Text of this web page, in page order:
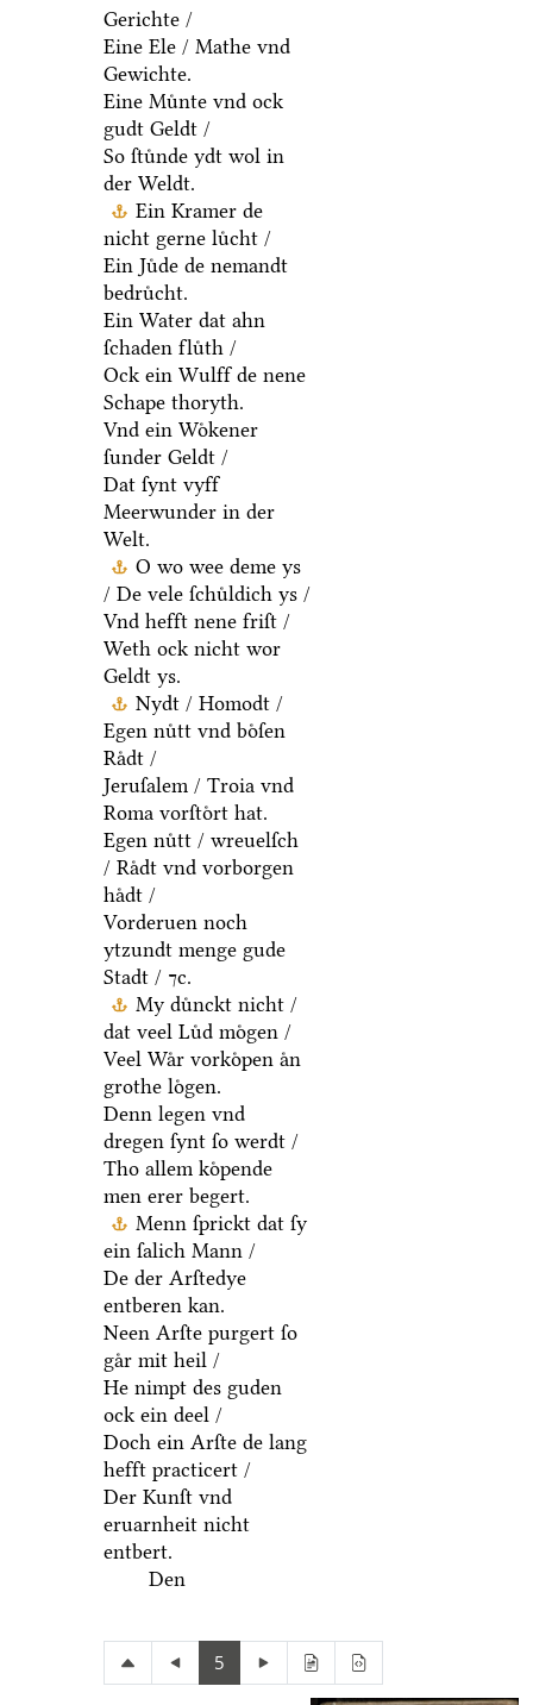
Gerichte /
Eine Ele / Mathe vnd
Gewichte.
Eine Muͤnte vnd ock
gudt Geldt /
So ſtuͤnde ydt wol in
der Weldt.
Ein Kramer de
nicht gerne luͤcht /
Ein Juͤde de nemandt
bedruͤcht.
Ein Water dat ahn
ſchaden fluͤth /
Ock ein Wulff de nene
Schape thoryth.
Vnd ein Woͤkener
ſunder Geldt /
Dat ſynt vyff
Meerwunder in der
Welt.
O wo wee deme ys
/ De vele ſchuͤldich ys /
Vnd hefft nene friſt /
Weth ock nicht wor
Geldt ys.
Nydt / Homodt /
Egen nuͤtt vnd boͤſen
Raͤdt /
Jeruſalem / Troia vnd
Roma vorſtoͤrt hat.
Egen nuͤtt / wreuelſch
/ Raͤdt vnd vorborgen
haͤdt /
Vorderuen noch
ytzundt menge gude
Stadt / ⁊c.
My duͤnckt nicht /
dat veel Luͤd moͤgen /
Veel Waͤr vorkoͤpen aͤn
grothe loͤgen.
Denn legen vnd
dregen ſynt ſo werdt /
Tho allem koͤpende
men erer begert.
Menn ſprickt dat ſy
ein ſalich Mann /
De der Arſtedye
entberen kan.
Neen Arſte purgert ſo
gaͤr mit heil /
He nimpt des guden
ock ein deel /
Doch ein Arſte de lang
hefft practicert /
Der Kunſt vnd
eruarnheit nicht
entbert.
Den
5